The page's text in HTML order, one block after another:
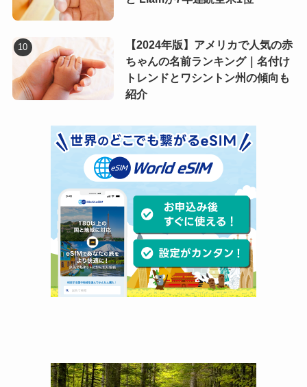
【2024年版】アメリカで人気の赤
ちゃんの名前ランキング｜名付け
トレンドとワシントン州の傾向も
紹介